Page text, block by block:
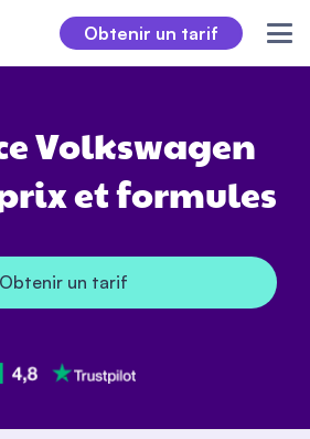
Obtenir un tarif
Volkswagen
prix et formules
Obtenir un tarif